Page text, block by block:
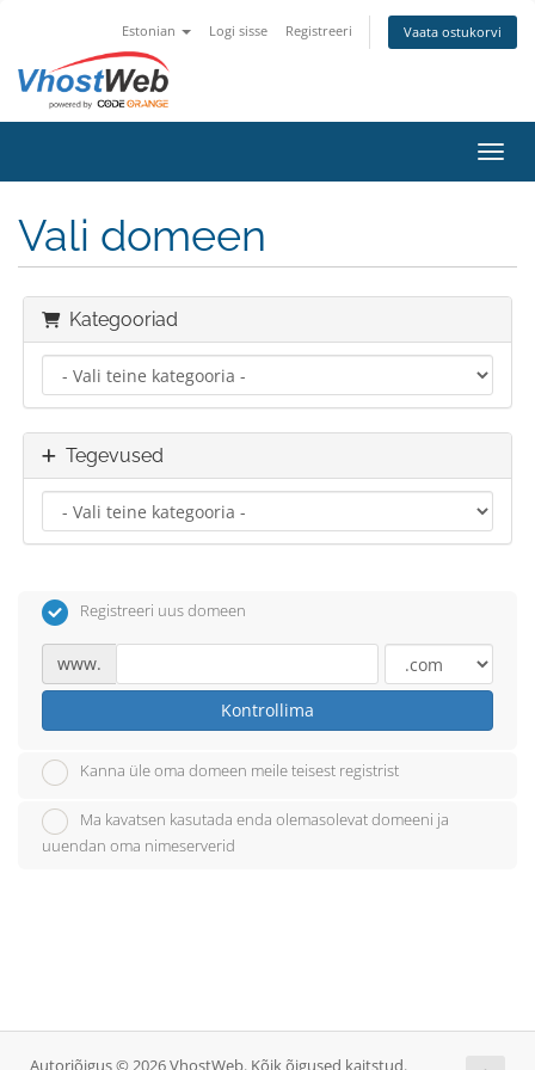
Estonian Logi sisse Registreeri Vaata ostukorvi
Vali domeen
Kategooriad
Tegevused
Registreeri uus domeen
www.
Kontrollima
Kanna üle oma domeen meile teisest registrist
Ma kavatsen kasutada enda olemasolevat domeeni ja
uuendan oma nimeserverid
Autoriõigus © 2026 VhostWeb. Kõik õigused kaitstud.